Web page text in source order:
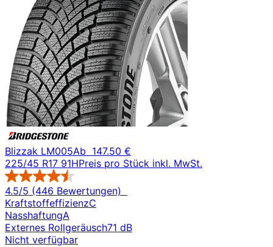
Blizzak LM005Ab 147.50 €
225/45 R17 91HPreis pro Stück inkl. MwSt.
4.5/5 (446 Bewertungen)
KraftstoffeffizienzC
NasshaftungA
Externes Rollgeräusch71 dB
Nicht verfügbar